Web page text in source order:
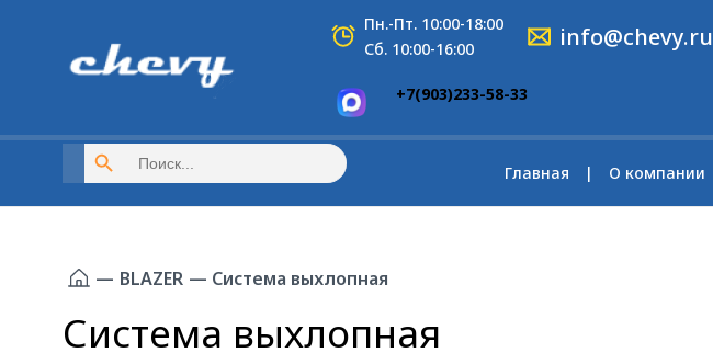
содержимому
Пн.-Пт. 10:00-18:00
Сб. 10:00-16:00
info@chevy.ru
+7(903)233-58-33
Search
for:
Search Button
Главная
О компании
— BLAZER — Система выхлопная
Система выхлопная